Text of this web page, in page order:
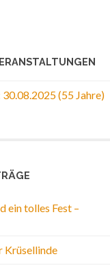
(55 Jahre)
ein tolles Fest –
Krüsellinde